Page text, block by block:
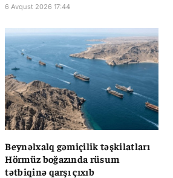
6 Avqust 2026 17:44
Beynəlxalq gəmiçilik təşkilatları
Hörmüz boğazında rüsum
tətbiqinə qarşı çıxıb